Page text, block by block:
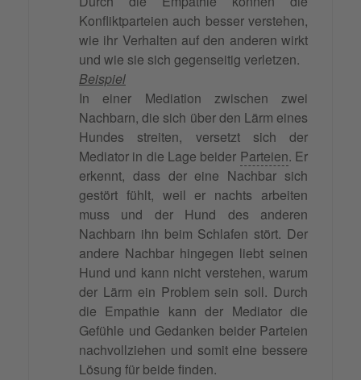
Konfliktparteien auch besser verstehen,
wie ihr Verhalten auf den anderen wirkt
und wie sie sich gegenseitig verletzen.
Beispiel
In einer Mediation zwischen zwei
Nachbarn, die sich über den Lärm eines
Hundes streiten, versetzt sich der
Mediator in die Lage beider Parteien. Er
erkennt, dass der eine Nachbar sich
gestört fühlt, weil er nachts arbeiten
muss und der Hund des anderen
Nachbarn ihn beim Schlafen stört. Der
andere Nachbar hingegen liebt seinen
Hund und kann nicht verstehen, warum
der Lärm ein Problem sein soll. Durch
die Empathie kann der Mediator die
Gefühle und Gedanken beider Parteien
nachvollziehen und somit eine bessere
Lösung für beide finden.